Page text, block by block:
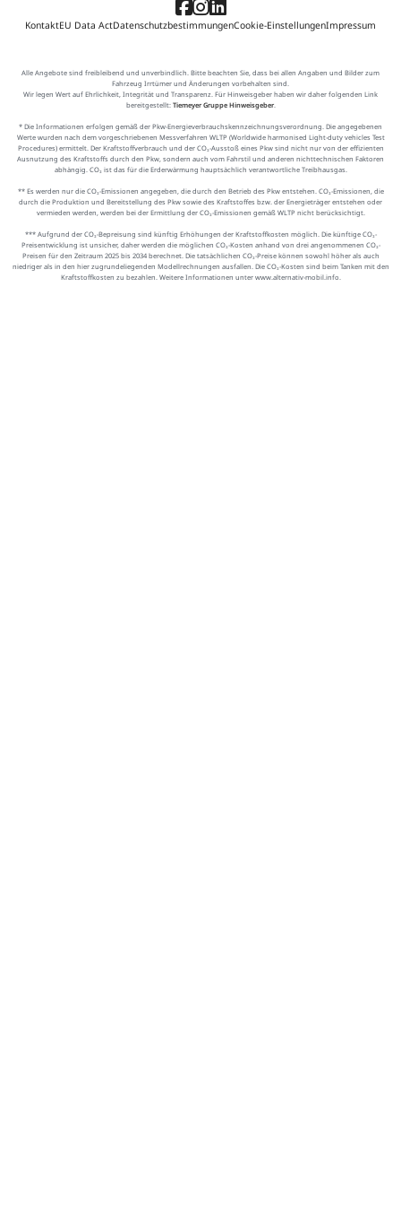
KontaktEU Data ActDatenschutzbestimmungenCookie-EinstellungenImpressum
Alle Angebote sind freibleibend und unverbindlich. Bitte beachten Sie, dass bei allen Angaben und Bilder zum
Fahrzeug Irrtümer und Änderungen vorbehalten sind.
Wir legen Wert auf Ehrlichkeit, Integrität und Transparenz. Für Hinweisgeber haben wir daher folgenden Link
bereitgestellt: Tiemeyer Gruppe Hinweisgeber.
* Die Informationen erfolgen gemäß der Pkw-Energieverbrauchskennzeichnungsverordnung. Die angegebenen
Werte wurden nach dem vorgeschriebenen Messverfahren WLTP (Worldwide harmonised Light-duty vehicles Test
Procedures) ermittelt. Der Kraftstoffverbrauch und der CO₂-Ausstoß eines Pkw sind nicht nur von der effizienten
Ausnutzung des Kraftstoffs durch den Pkw, sondern auch vom Fahrstil und anderen nichttechnischen Faktoren
abhängig. CO₂ ist das für die Erderwärmung hauptsächlich verantwortliche Treibhausgas.
** Es werden nur die CO₂-Emissionen angegeben, die durch den Betrieb des Pkw entstehen. CO₂-Emissionen, die
durch die Produktion und Bereitstellung des Pkw sowie des Kraftstoffes bzw. der Energieträger entstehen oder
vermieden werden, werden bei der Ermittlung der CO₂-Emissionen gemäß WLTP nicht berücksichtigt.
*** Aufgrund der CO₂-Bepreisung sind künftig Erhöhungen der Kraftstoffkosten möglich. Die künftige CO₂-
Preisentwicklung ist unsicher, daher werden die möglichen CO₂-Kosten anhand von drei angenommenen CO₂-
Preisen für den Zeitraum 2025 bis 2034 berechnet. Die tatsächlichen CO₂-Preise können sowohl höher als auch
niedriger als in den hier zugrundeliegenden Modellrechnungen ausfallen. Die CO₂-Kosten sind beim Tanken mit den
Kraftstoffkosten zu bezahlen. Weitere Informationen unter www.alternativ-mobil.info.